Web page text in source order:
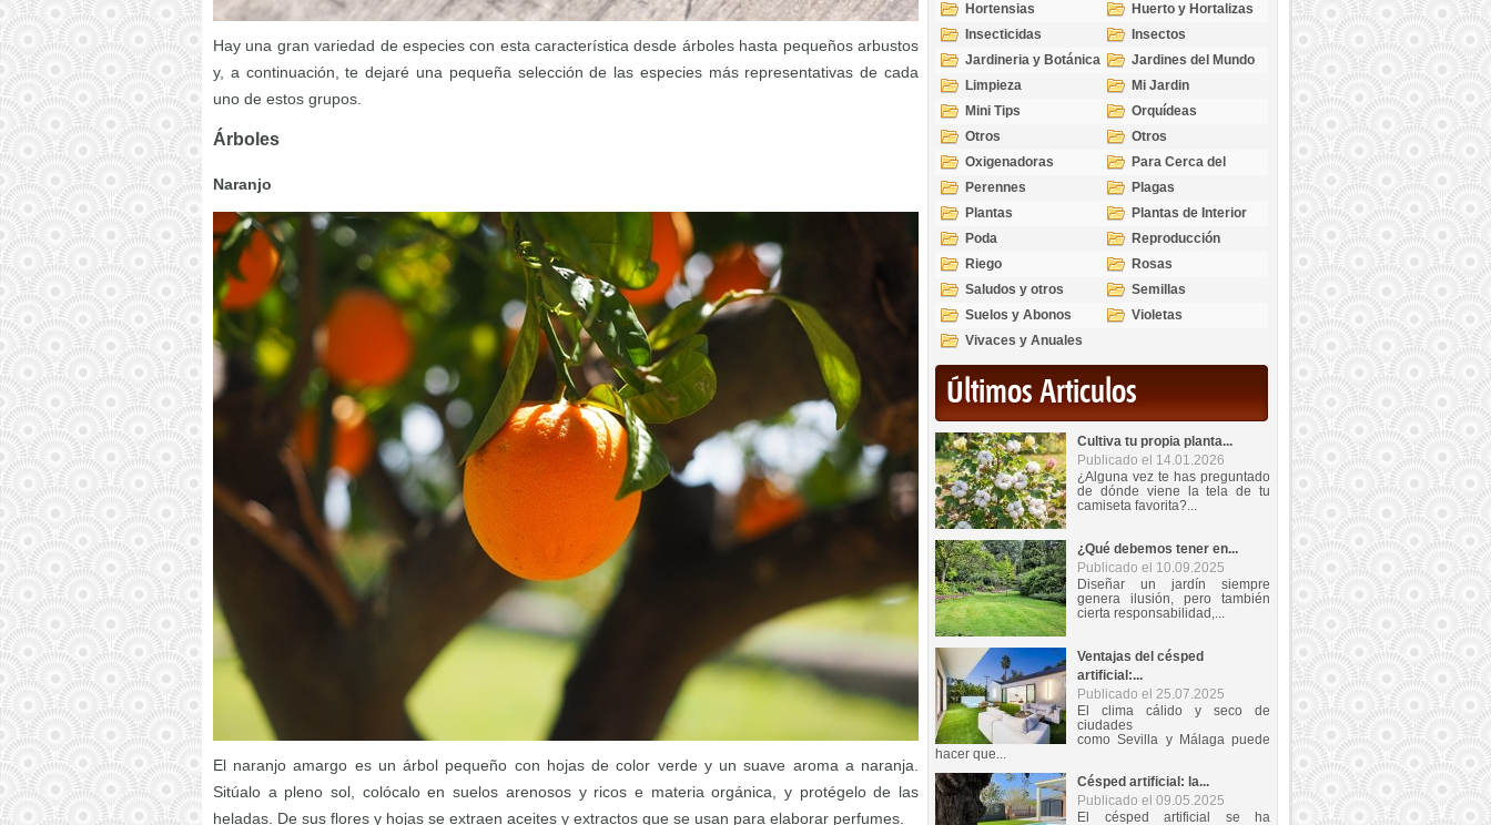
Hay una gran variedad de especies con esta característica desde árboles hasta pequeños arbustos
y, a continuación, te dejaré una pequeña selección de las especies más representativas de cada
uno de estos grupos.
Árboles
Naranjo
El naranjo amargo es un árbol pequeño con hojas de color verde y un suave aroma a naranja.
Sitúalo a pleno sol, colócalo en suelos arenosos y ricos e materia orgánica, y protégelo de las
heladas. De sus flores y hojas se extraen aceites y extractos que se usan para elaborar perfumes.
Hortensias
Huerto y Hortalizas
Insecticidas
Insectos
Jardineria y Botánica
Jardines del Mundo
Limpieza
Mi Jardin
Mini Tips
Orquídeas
Otros
Otros
Oxigenadoras
Para Cerca del
Estanque
Perennes
Plagas
Plantas
Plantas de Interior
Poda
Reproducción
Riego
Rosas
Saludos y otros
temas
Semillas
Suelos y Abonos
Violetas
Vivaces y Anuales
Últimos Articulos
Cultiva tu propia planta...
Publicado el 14.01.2026
¿Alguna vez te has preguntado
de dónde viene la tela de tu
camiseta favorita?...
¿Qué debemos tener en...
Publicado el 10.09.2025
Diseñar un jardín siempre
genera ilusión, pero también
cierta responsabilidad,...
Ventajas del césped
artificial:...
Publicado el 25.07.2025
El clima cálido y seco de
ciudades
como Sevilla y Málaga puede
hacer que...
Césped artificial: la...
Publicado el 09.05.2025
El césped artificial se ha